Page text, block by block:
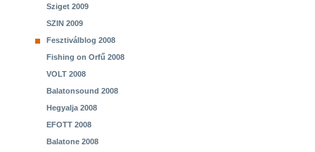
Sziget 2009
SZIN 2009
Fesztiválblog 2008
Fishing on Orfű 2008
VOLT 2008
Balatonsound 2008
Hegyalja 2008
EFOTT 2008
Balatone 2008